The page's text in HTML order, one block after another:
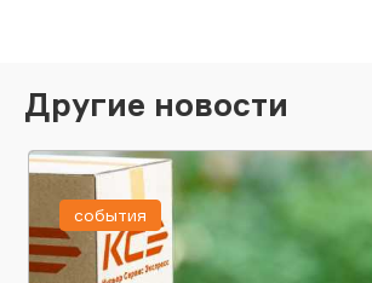
Другие новости
события